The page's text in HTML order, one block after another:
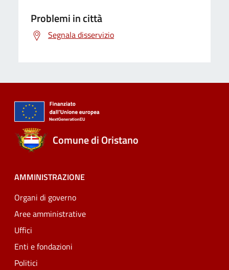
Problemi in città
Segnala disservizio
Comune di Oristano
AMMINISTRAZIONE
Organi di governo
Aree amministrative
Uffici
Enti e fondazioni
Politici